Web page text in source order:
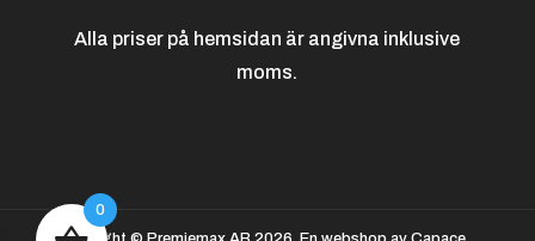
Alla priser på hemsidan är angivna inklusive
moms.
0